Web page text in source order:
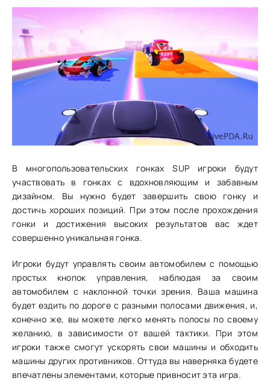
В многопользовательских гонках SUP игроки будут
участвовать в гонках с вдохновляющим и забавным
дизайном. Вы нужно будет завершить свою гонку и
достичь хороших позиций. При этом после прохождения
гонки и достижения высоких результатов вас ждет
совершенно уникальная гонка.
Игроки будут управлять своим автомобилем с помощью
простых кнопок управления, наблюдая за своим
автомобилем с наклонной точки зрения. Ваша машина
будет ездить по дороге с разными полосами движения, и,
конечно же, вы можете легко менять полосы по своему
желанию, в зависимости от вашей тактики. При этом
игроки также смогут ускорять свои машины и обходить
машины других противников. Оттуда вы наверняка будете
впечатлены элементами, которые привносит эта игра.